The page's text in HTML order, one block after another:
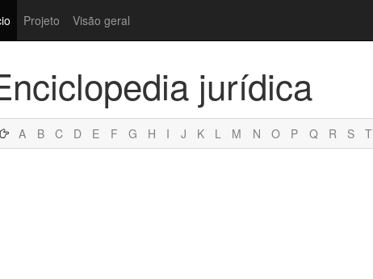
Projeto Visão geral
jurídica
A B C D E F G H I J K L M N O P Q R S T